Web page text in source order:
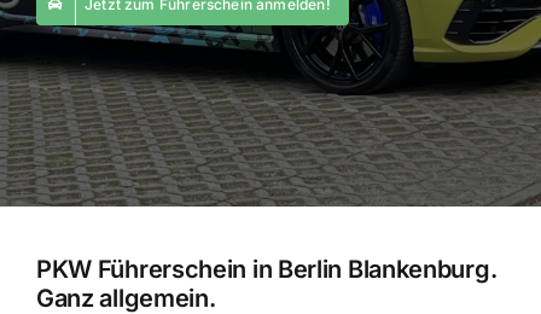
Jetzt zum Führerschein anmelden!
PKW Führerschein in Berlin Blankenburg.
Ganz allgemein.